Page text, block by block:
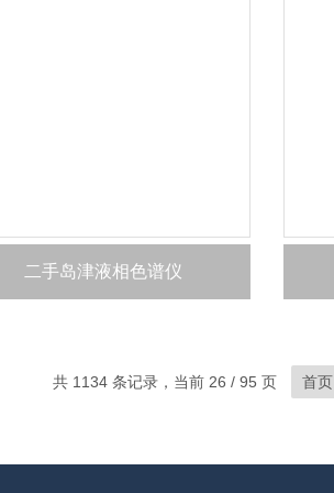
二手岛津液相色谱仪
共 1134 条记录，当前 26 / 95 页 首页